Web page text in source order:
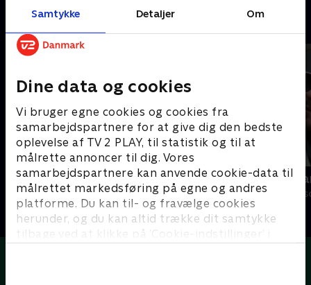
Samtykke Detaljer Om
Dine data og cookies
Vi bruger egne cookies og cookies fra
samarbejdspartnere for at give dig den bedste
oplevelse af TV 2 PLAY, til statistik og til at
målrette annoncer til dig. Vores
samarbejdspartnere kan anvende cookie-data til
målrettet markedsføring på egne og andres
platforme. Du kan til- og fravælge cookies
herunder, og du kan altid trække dit samtykke
tilbage ved at klikke på ’Cookie-indstillinger’ i
Andre så også
Verdensmænd
Comedy • 5 sæsoner
Danish
Comedy • 3